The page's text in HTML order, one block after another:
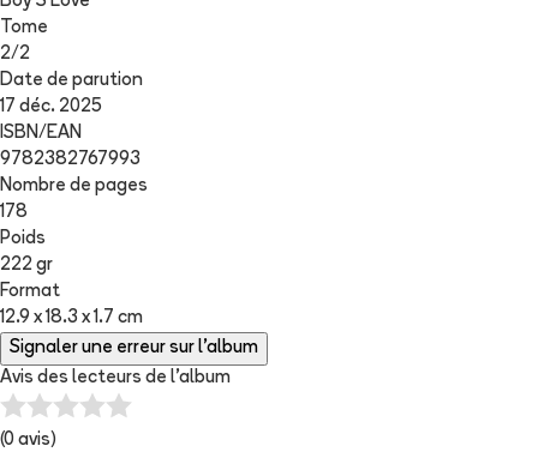
Tome
2/2
Date de parution
17 déc. 2025
ISBN/EAN
9782382767993
Nombre de pages
178
Poids
222 gr
Format
12.9 x 18.3 x 1.7 cm
Signaler une erreur sur l'album
Avis des lecteurs de l'album
(0 avis)